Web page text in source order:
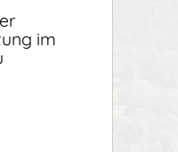
im